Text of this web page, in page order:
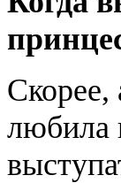
Скорее,
любила